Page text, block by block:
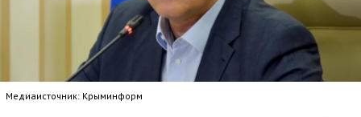
Медиаисточник: Крыминформ